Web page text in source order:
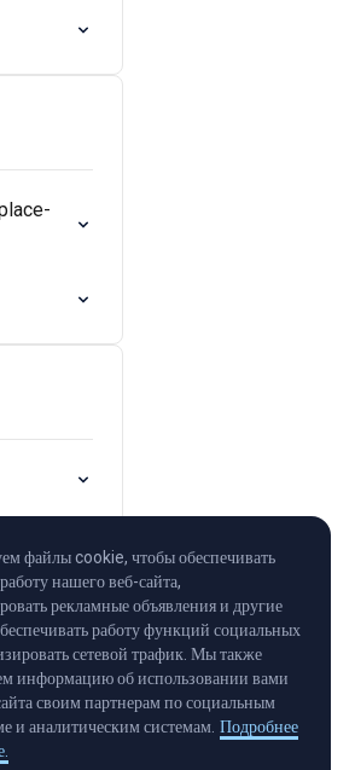
файлы cookie, чтобы обеспечивать
нашего веб-сайта,
рекламные объявления и другие
работу функций социальных
сетевой трафик. Мы также
информацию об использовании вами
своим партнерам по социальным
и аналитическим системам. Подробнее